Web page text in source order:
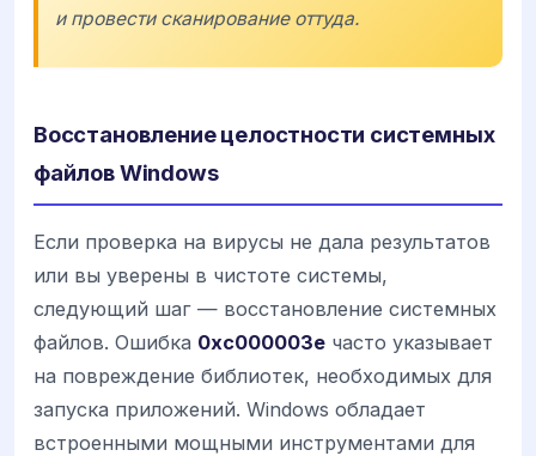
и провести сканирование оттуда.
Восстановление целостности системных
файлов Windows
Если проверка на вирусы не дала результатов
или вы уверены в чистоте системы,
следующий шаг — восстановление системных
файлов. Ошибка 0xc000003e часто указывает
на повреждение библиотек, необходимых для
запуска приложений. Windows обладает
встроенными мощными инструментами для